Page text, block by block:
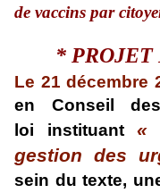
de vaccins par
* PROJET
Le 21 décembre
en Conseil
loi instituant«
gestion des
sein du texte,